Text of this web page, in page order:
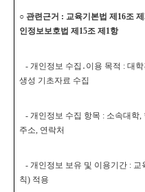
○ 관련근거 : 교육기본법 제16조
인정보보호법 제15조 제1항
- 개인정보 수집․이용 목적 : 대
생성 기초자료 수집
- 개인정보 수집 항목 : 소속대학,
주소, 연락처
- 개인정보 보유 및 이용기간 : 교
칙) 적용